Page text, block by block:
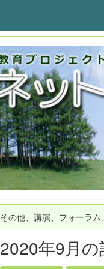
その他、講演、フォーラ
2020年9月